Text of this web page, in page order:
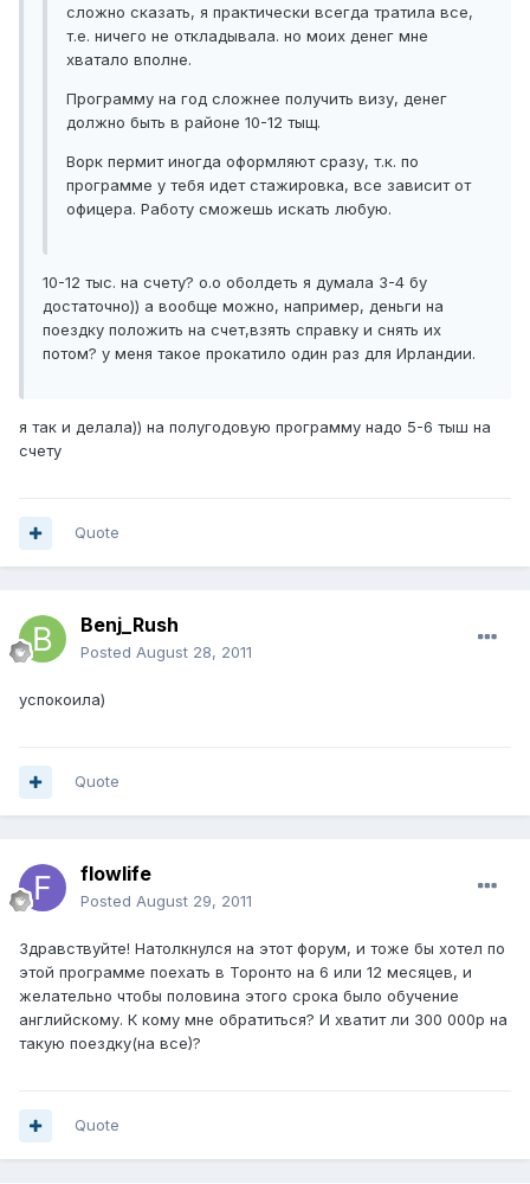
сложно сказать, я практически всегда тратила все,
т.е. ничего не откладывала. но моих денег мне
хватало вполне.
Программу на год сложнее получить визу, денег
должно быть в районе 10-12 тыщ.
Ворк пермит иногда оформляют сразу, т.к. по
программе у тебя идет стажировка, все зависит от
офицера. Работу сможешь искать любую.
10-12 тыс. на счету? о.о оболдеть я думала 3-4 бу
достаточно)) а вообще можно, например, деньги на
поездку положить на счет,взять справку и снять их
потом? у меня такое прокатило один раз для Ирландии.
я так и делала)) на полугодовую программу надо 5-6 тыш на
счету
Quote
Benj_Rush
Posted August 28, 2011
успокоила)
Quote
flowlife
Posted August 29, 2011
Здравствуйте! Натолкнулся на этот форум, и тоже бы хотел по
этой программе поехать в Торонто на 6 или 12 месяцев, и
желательно чтобы половина этого срока было обучение
английскому. К кому мне обратиться? И хватит ли 300 000р на
такую поездку(на все)?
Quote